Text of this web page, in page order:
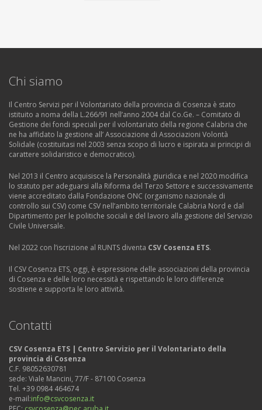
Chi siamo
Il Centro Servizi per il Volontariato della provincia di Cosenza è stato
istituito a noma della L.266/91 nell’anno 2004 dal Co.Ge. – Comitato di
Gestione dei fondi speciali per il volontariato della regione Calabria che
ne ha affidato la gestione all’ Associazione di Associazioni Volontà
Solidale (costituitasi nel 2003 senza scopo di lucro e ispirata ai principi di
carattere solidaristico e democratico).
Nel 2013 il Centro acquisisce la Personalità giuridica e nel 2020 modifica
lo statuto per adeguarsi alla Riforma del Terzo Settore e successivamente
viene accreditato dalla Fondazione ONC (organismo nazionale di
controllo sui CSV) come CSV nell’ambito territoriale Calabria Nord e dal
Dipartimento per le politiche sociali e del lavoro alla gestione del Servizio
Civile Universale.
Nel 2022 con l’iscrizione al RUNTS diventa CSV Cosenza ETS.
Il CSV Cosenza ETS, oggi, è espressione delle associazioni della provincia
di Cosenza e delle loro necessità e rispettando le loro differenze
sostiene e supporta le loro attività.
Contatti
CSV Cosenza ETS | Centro Servizio per il Volontariato della
provincia di Cosenza
C.F. 98052630781
sede: Viale Mancini, 77/F - 87100 Cosenza
Tel. +39 0984 464674
e-mail:info@csvcosenza.it